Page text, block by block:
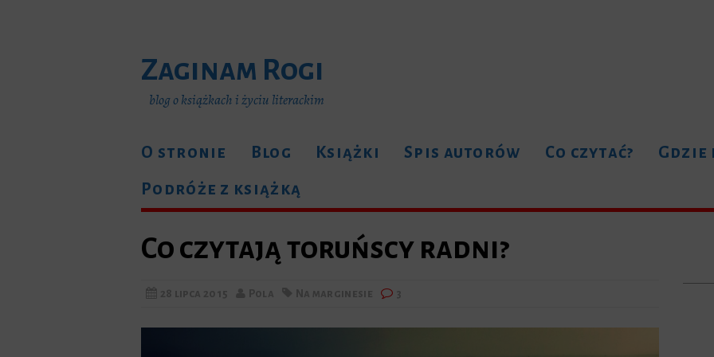
Zaginam Rogi
blog o książkach i życiu literackim
O stronie Blog Książki Spis autorów Co czytać?
Gdzie
Podróże z książką
Co czytają toruńscy radni?